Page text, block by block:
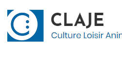
To
Content